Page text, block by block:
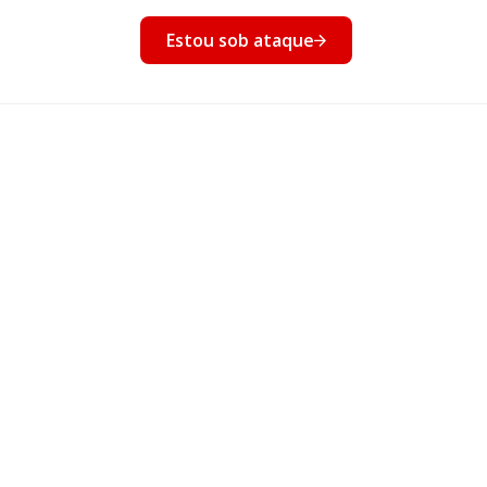
Estou sob ataque